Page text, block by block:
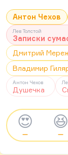
Антон Чехов
Лев Толстой
Записки
Дмитрий
Владимир
Антон Чехов
Душечка
😍
—
😆
—